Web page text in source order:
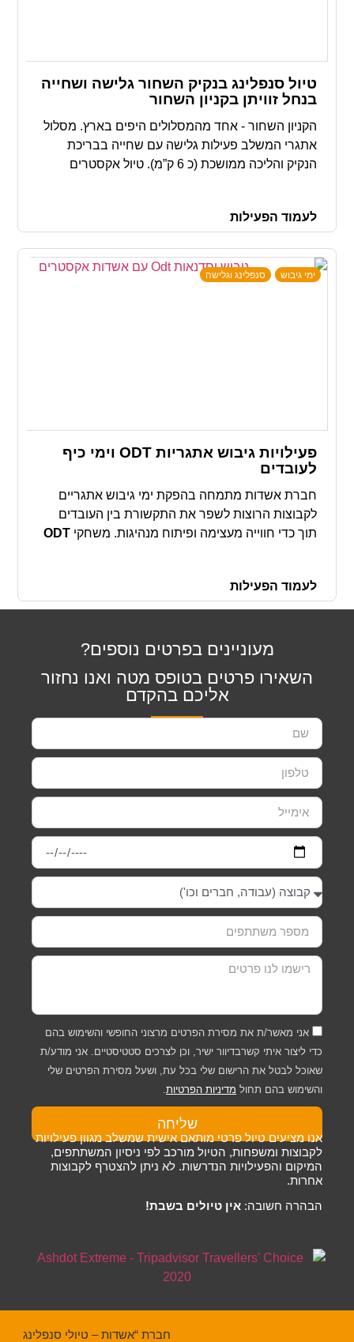
טיול סנפלינג בנקיק השחור גלישה ושחייה
בנחל זוויתן בקניון השחור
הקניון השחור - אחד מהמסלולים היפים בארץ. מסלול
אתגרי המשלב פעילות גלישה עם שחייה בבריכת
הנקיק והליכה ממושכת (כ 6 ק”מ). טיול אקסטרים
לעמוד הפעילות
ימי גיבוש סנפלינג וגלישה
פעילויות גיבוש אתגריות ODT וימי כיף
לעובדים
חברת אשדות מתמחה בהפקת ימי גיבוש אתגריים
לקבוצות הרוצות לשפר את התקשורת בין העובדים
תוך כדי חווייה מעצימה ופיתוח מנהיגות. משחקיODT
לעמוד הפעילות
מעוניינים בפרטים נוספים?
השאירו פרטים בטופס מטה ואנו נחזור
אליכם בהקדם
אני מאשר/ת את מסירת הפרטים מרצוני החופשי והשימוש בהם
כדי ליצור איתי קשרבדיוור ישיר, וכן לצרכים סטטיסטיים. אני מודע/ת
שאוכל לבטל את הרישום שלי בכל עת, ושעל מסירת הפרטים שלי
והשימוש בהם תחול מדיניות הפרטיות.
שליחה
אנו מציעים טיול פרטי מותאם אישית שמשלב מגוון פעילויות
לקבוצות ומשפחות, הטיול מורכב לפי ניסיון המשתתפים,
המיקום והפעילויות הנדרשות. לא ניתן להצטרף לקבוצות
אחרות.
הבהרה חשובה: אין טיולים בשבת!
חברת “אשדות – טיולי סנפלינג